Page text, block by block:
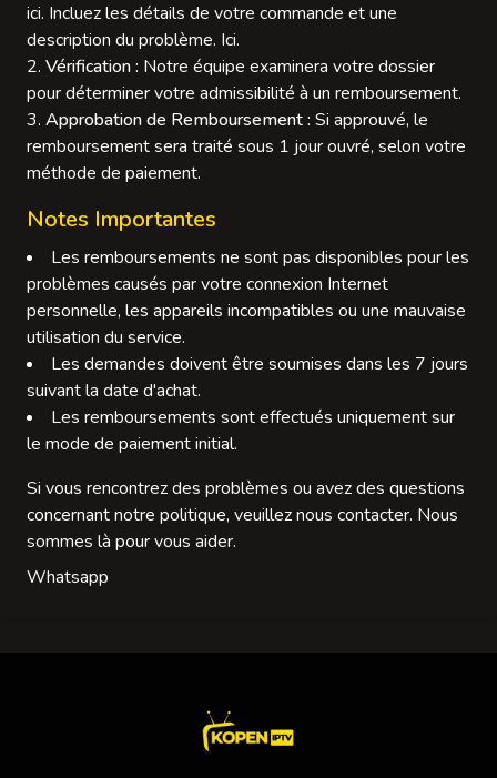
ici. Incluez les détails de votre commande et une
description du problème. Ici.
Vérification : Notre équipe examinera votre dossier
pour déterminer votre admissibilité à un remboursement.
Approbation de Remboursement : Si approuvé, le
remboursement sera traité sous 1 jour ouvré, selon votre
méthode de paiement.
Notes Importantes
Les remboursements ne sont pas disponibles pour les
problèmes causés par votre connexion Internet
personnelle, les appareils incompatibles ou une mauvaise
utilisation du service.
Les demandes doivent être soumises dans les 7 jours
suivant la date d'achat.
Les remboursements sont effectués uniquement sur
le mode de paiement initial.
Si vous rencontrez des problèmes ou avez des questions
concernant notre politique, veuillez nous contacter. Nous
sommes là pour vous aider.
Whatsapp